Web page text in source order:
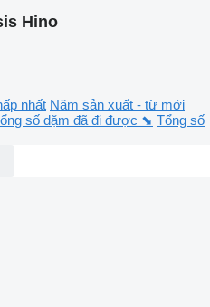
Hino
nhất Năm sản xuất - từ mới
số dặm đã đi được ⬊ Tổng số